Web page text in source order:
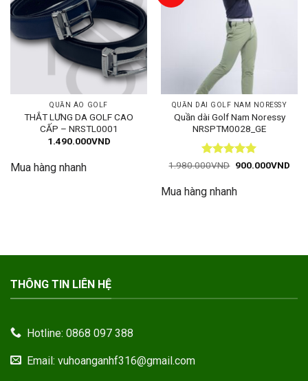
QUẦN ÁO GOLF
THẮT LƯNG DA GOLF CAO
CẤP – NRSTL0001
1.490.000VND
Mua hàng nhanh
QUẦN DÀI GOLF NAM NORESSY
Quần dài Golf Nam Noressy
NRSPTM0028_GE
Được xếp
sao
1.980.000VND Giá
1.980.000VND.
900.000VNDGiá
Mua hàng nhanh
THÔNG TIN LIÊN HỆ
Hotline: 0868 097 388
Email: vuhoanganhf316@gmail.com